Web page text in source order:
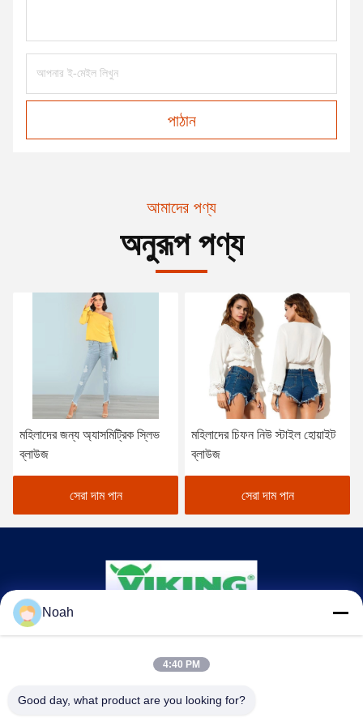
পাঠান
আমাদের পণ্য
অনুরূপ পণ্য
মহিলাদের জন্য অ্যাসমিট্রিক স্লিভ
ব্লাউজ
সেরা দাম পান
মহিলাদের চিফন নিউ স্টাইল হোয়াইট
ব্লাউজ
সেরা দাম পান
CHANGSHA YIXUAN TECHNOLOGY 99714
noahecer@ecer.uu.com
Noah
4:40 PM
Good day, what product are you looking for?